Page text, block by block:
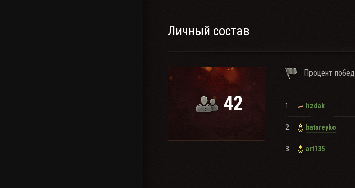
Личный состав
42
Процент побед
1. hzdak
2. batareyko
3. art135